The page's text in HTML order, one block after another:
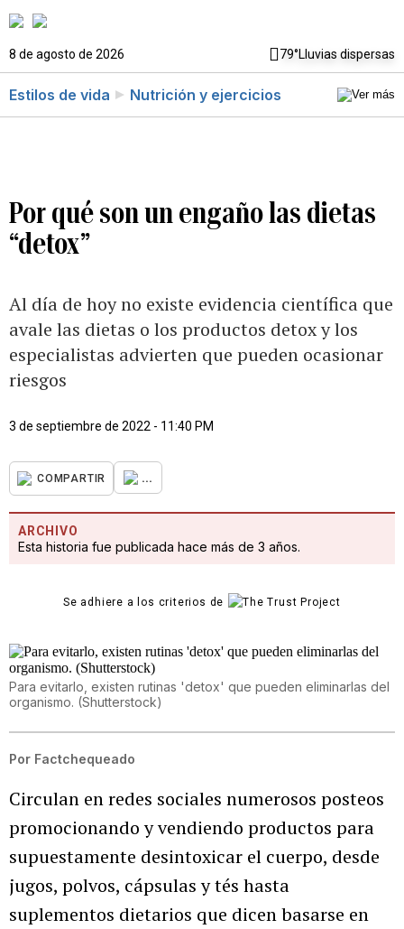
8 de agosto de 2026 79°Lluvias dispersas
Estilos de vida Nutrición y ejercicios
Por qué son un engaño las dietas
“detox”
Al día de hoy no existe evidencia científica que
avale las dietas o los productos detox y los
especialistas advierten que pueden ocasionar
riesgos
3 de septiembre de 2022 - 11:40 PM
COMPARTIR ...
ARCHIVO
Esta historia fue publicada hace más de 3 años.
Se adhiere a los criterios de
Para evitarlo, existen rutinas 'detox' que pueden eliminarlas del
organismo. (Shutterstock)
Por Factchequeado
Circulan en redes sociales numerosos posteos
promocionando y vendiendo productos para
supuestamente desintoxicar el cuerpo, desde
jugos, polvos, cápsulas y tés hasta
suplementos dietarios que dicen basarse en